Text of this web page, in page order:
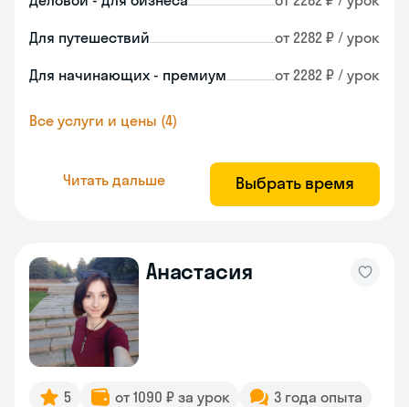
Для путешествий от 2282 ₽ / урок
Для начинающих - премиум от 2282 ₽ / урок
Все услуги и цены (4)
Читать дальше Выбрать время
Анастасия
5 от 1090 ₽ за урок
3 года опыта